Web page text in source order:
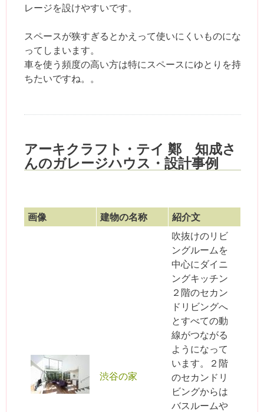
レージを設けやすいです。
スペースが狭すぎるとかえって使いにくいものにな
ってしまいます。
車を使う頻度の高い方は特にスペースにゆとりを持
ちたいですね。。
アーキクラフト・テイ 鄭 知成さ
んのガレージハウス・設計事例
画像 建物の名称 紹介文
渋谷の家
吹抜けのリビ
ングルームを
中心にダイニ
ングキッチン
２階のセカン
ドリビングへ
とすべての動
線がつながる
ようになって
います。２階
のセカンドリ
ビングからは
バスルームや